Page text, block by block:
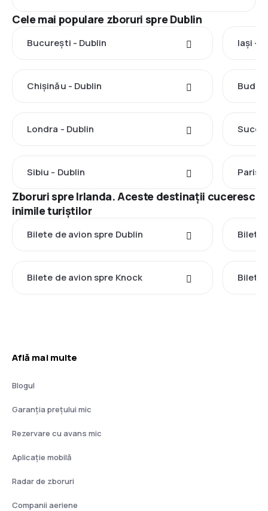
Cele mai populare zboruri spre Dublin
București - Dublin Iași -
Chișinău - Dublin
Londra - Dublin
Sibiu - Dublin Paris
Zboruri spre Irlanda. Aceste destinații cuceresc
inimile turiștilor
Bilete de avion spre Dublin Bilete
Bilete de avion spre Knock Bilete
Află mai multe
Blogul
Garanția prețului mic
Rezervare cu avans mic
Aplicație mobilă
Radar de zboruri
Companii aeriene